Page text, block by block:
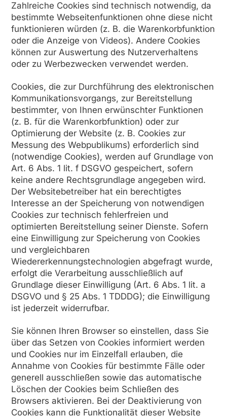
Zahlreiche Cookies sind technisch notwendig, da
bestimmte Webseitenfunktionen ohne diese nicht
funktionieren würden (z. B. die Warenkorbfunktion
oder die Anzeige von Videos). Andere Cookies
können zur Auswertung des Nutzerverhaltens
oder zu Werbezwecken verwendet werden.
Cookies, die zur Durchführung des elektronischen
Kommunikationsvorgangs, zur Bereitstellung
bestimmter, von Ihnen erwünschter Funktionen
(z. B. für die Warenkorbfunktion) oder zur
Optimierung der Website (z. B. Cookies zur
Messung des Webpublikums) erforderlich sind
(notwendige Cookies), werden auf Grundlage von
Art. 6 Abs. 1 lit. f DSGVO gespeichert, sofern
keine andere Rechtsgrundlage angegeben wird.
Der Websitebetreiber hat ein berechtigtes
Interesse an der Speicherung von notwendigen
Cookies zur technisch fehlerfreien und
optimierten Bereitstellung seiner Dienste. Sofern
eine Einwilligung zur Speicherung von Cookies
und vergleichbaren
Wiedererkennungstechnologien abgefragt wurde,
erfolgt die Verarbeitung ausschließlich auf
Grundlage dieser Einwilligung (Art. 6 Abs. 1 lit. a
DSGVO und § 25 Abs. 1 TDDDG); die Einwilligung
ist jederzeit widerrufbar.
Sie können Ihren Browser so einstellen, dass Sie
über das Setzen von Cookies informiert werden
und Cookies nur im Einzelfall erlauben, die
Annahme von Cookies für bestimmte Fälle oder
generell ausschließen sowie das automatische
Löschen der Cookies beim Schließen des
Browsers aktivieren. Bei der Deaktivierung von
Cookies kann die Funktionalität dieser Website